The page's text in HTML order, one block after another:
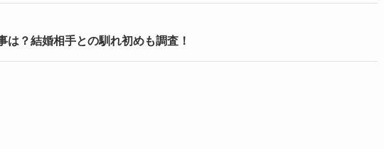
？結婚相手との馴れ初めも調査！